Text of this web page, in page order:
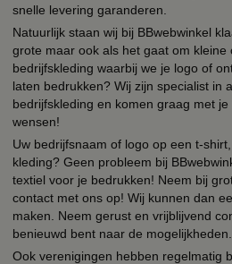
snelle levering garanderen.
Natuurlijk staan wij bij BBwebwinkel
grote maar ook als het gaat om kleine
bedrijfskleding waarbij we je logo of
laten bedrukken? Wij zijn specialist in
bedrijfskleding en komen graag met
wensen!
Uw bedrijfsnaam of logo op een t-
kleding? Geen probleem bij
textiel voor je bedrukken! Neem bij
contact met ons op! Wij kunnen dan
maken. Neem gerust en vrijblijvend
benieuwd bent naar de mogelijkheden.
Ook verenigingen hebben regelmatig